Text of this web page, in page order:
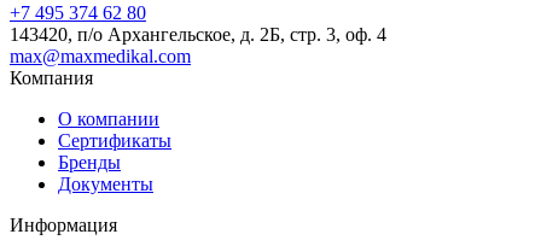
+7 495 374 62 80
143420, п/о Архангельское, д. 2Б, стр. 3, оф. 4
max@maxmedikal.com
Компания
О компании
Сертификаты
Бренды
Документы
Информация